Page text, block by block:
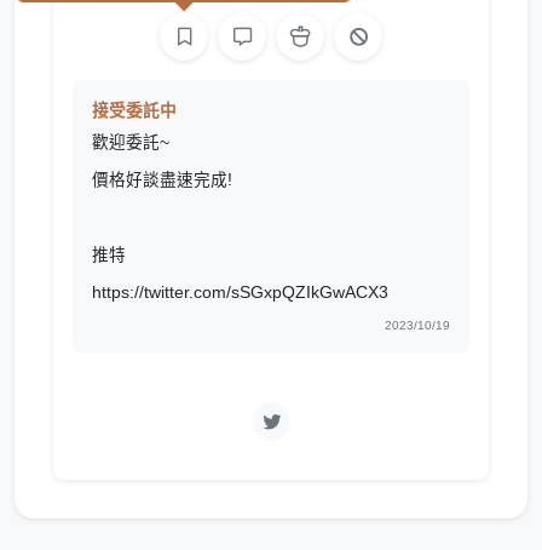
接受委託中
歡迎委託~
價格好談盡速完成!
推特
https://twitter.com/sSGxpQZIkGwACX3
2023/10/19